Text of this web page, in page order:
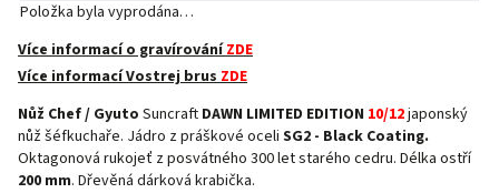
Položka byla vyprodána…
Více informací o gravírováníZDE
Více informací Vostrej brusZDE
Nůž Chef / Gyuto Suncraft DAWN LIMITED EDITION 10/12japonský
nůž šéfkuchaře. Jádro z práškové oceli SG2 - Black Coating.
Oktagonová rukojeť z posvátného 300 let starého cedru. Délka ostří
200 mm. Dřevěná dárková krabička.